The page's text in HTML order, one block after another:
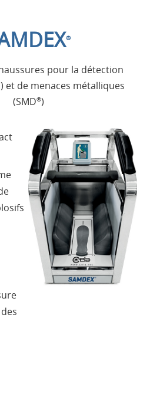
®
pour la détection
et de menaces métalliques
(SMD®)